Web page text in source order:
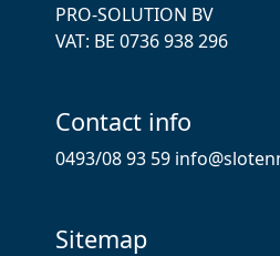
PRO-SOLUTION BV
VAT: ВЕ 0736 938 296
Contact info
0493/08 93 59
Sitemap